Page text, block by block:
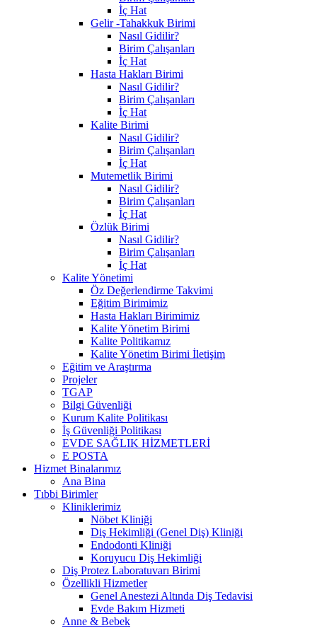
İç Hat
Gelir -Tahakkuk Birimi
Nasıl Gidilir?
Birim Çalışanları
İç Hat
Hasta Hakları Birimi
Nasıl Gidilir?
Birim Çalışanları
İç Hat
Kalite Birimi
Nasıl Gidilir?
Birim Çalışanları
İç Hat
Mutemetlik Birimi
Nasıl Gidilir?
Birim Çalışanları
İç Hat
Özlük Birimi
Nasıl Gidilir?
Birim Çalışanları
İç Hat
Kalite Yönetimi
Öz Değerlendirme Takvimi
Eğitim Birimimiz
Hasta Hakları Birimimiz
Kalite Yönetim Birimi
Kalite Politikamız
Kalite Yönetim Birimi İletişim
Eğitim ve Araştırma
Projeler
TGAP
Bilgi Güvenliği
Kurum Kalite Politikası
İş Güvenliği Politikası
EVDE SAĞLIK HİZMETLERİ
E POSTA
Hizmet Binalarımız
Ana Bina
Tıbbi Birimler
Kliniklerimiz
Nöbet Kliniği
Diş Hekimliği (Genel Diş) Kliniği
Endodonti Kliniği
Koruyucu Diş Hekimliği
Diş Protez Laboratuvarı Birimi
Özellikli Hizmetler
Genel Anestezi Altında Diş Tedavisi
Evde Bakım Hizmeti
Anne & Bebek